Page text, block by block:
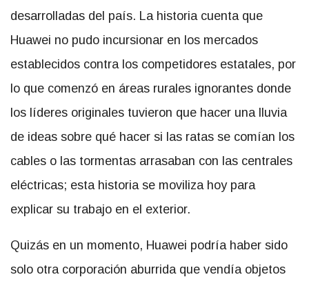
desarrolladas del país. La historia cuenta que
Huawei no pudo incursionar en los mercados
establecidos contra los competidores estatales, por
lo que comenzó en áreas rurales ignorantes donde
los líderes originales tuvieron que hacer una lluvia
de ideas sobre qué hacer si las ratas se comían los
cables o las tormentas arrasaban con las centrales
eléctricas; esta historia se moviliza hoy para
explicar su trabajo en el exterior.
Quizás en un momento, Huawei podría haber sido
solo otra corporación aburrida que vendía objetos